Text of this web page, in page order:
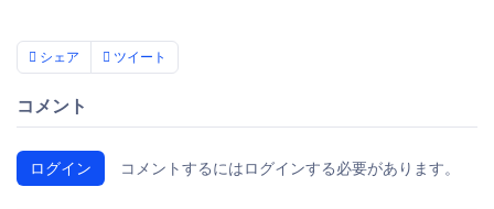
シェア ツイート
コメント
ログイン コメントするにはログインする必要があります。